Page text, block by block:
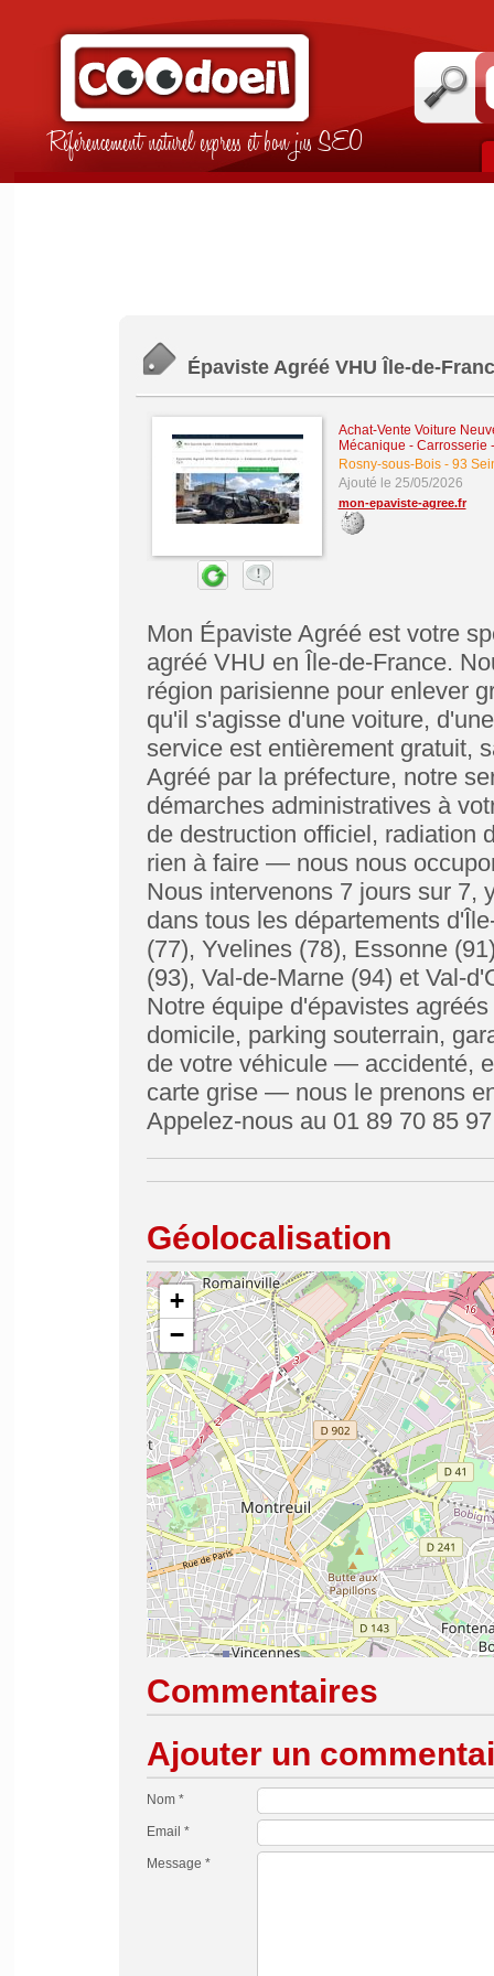
Référencement naturel express et bon jus SEO
Épaviste Agréé VHU Île-de-
Achat-Vente Voiture
Mécanique - Carrosserie
Rosny-sous-Bois- 93
Ajouté le 25/05/2026
mon-epaviste-agree.fr
Mon Épaviste Agréé est votre
agréé VHU en Île-de-France.
région parisienne pour enlever
qu'il s'agisse d'une voiture,
service est entièrement gratuit,
Agréé par la préfecture, notre
démarches administratives à
de destruction officiel, radiation
rien à faire — nous nous
Nous intervenons 7 jours sur 7,
dans tous les départements
(77), Yvelines (78), Essonne
(93), Val-de-Marne (94) et Val-
Notre équipe d'épavistes
domicile, parking souterrain,
de votre véhicule — accidenté,
carte grise — nous le prenons
Appelez-nous au 01 89 70 85
Géolocalisation
+
−
Commentaires
Ajouter un
Nom *
Email *
Message *